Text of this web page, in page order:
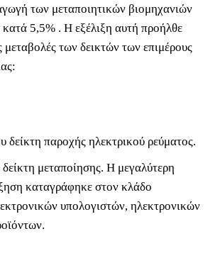
των μεταποιητικών βιομηχανιών
κατά 5,5% . Η εξέλιξη αυτή προήλθε
μεταβολές των δεικτών των επιμέρους
δείκτη παροχής ηλεκτρικού ρεύματος.
μεταποίησης. Η μεγαλύτερη
καταγράφηκε στον κλάδο
υπολογιστών, ηλεκτρονικών